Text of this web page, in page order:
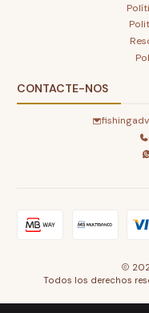
CONTACTE-NOS
Todos los derechos